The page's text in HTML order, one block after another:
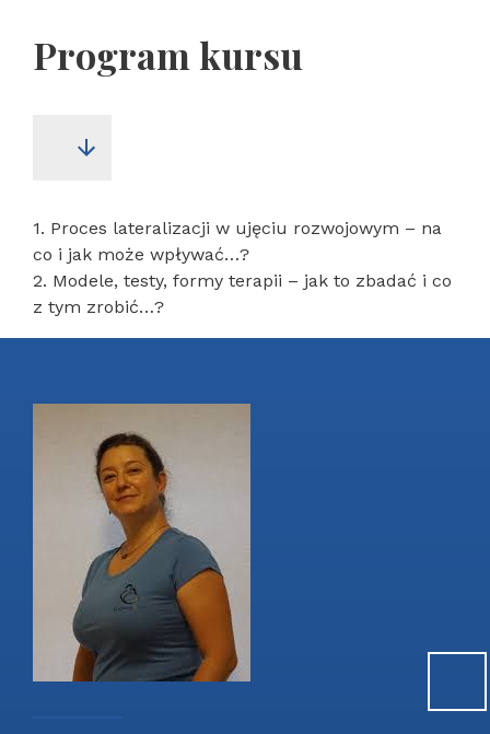
Program kursu
1. Proces lateralizacji w ujęciu rozwojowym – na
co i jak może wpływać…?
2. Modele, testy, formy terapii – jak to zbadać i co
z tym zrobić…?